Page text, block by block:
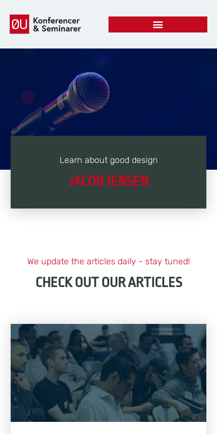
Learn about good design
JACOB JENSEN
We update the articles daily - stay tuned!
CHECK OUT OUR ARTICLES